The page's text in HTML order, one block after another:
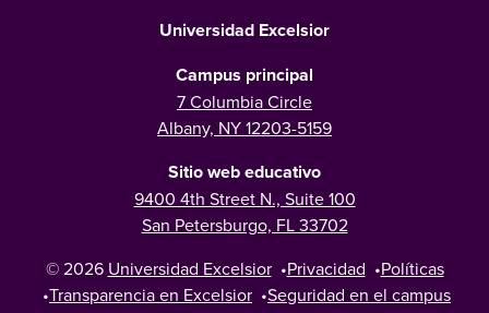
Universidad Excelsior
Campus principal
7 Columbia Circle
Albany, NY 12203-5159
Sitio web educativo
9400 4th Street N., Suite 100
San Petersburgo, FL 33702
© 2026 Universidad Excelsior •Privacidad •Políticas
•Transparencia en Excelsior •Seguridad en el campus